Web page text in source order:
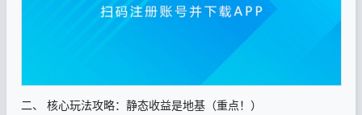
二、 核心玩法攻略：静态收益是地基（重点！）